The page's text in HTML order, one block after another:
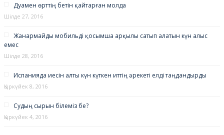
Дуамен өрттің бетін қайтарған молда
Шілде 27, 2016
Жанармайды мобильді қосымша арқылы сатып алатын күн алыс
емес
Шілде 28, 2016
Испанияда иесін алты күн күткен иттің әрекеті елді таңдандырды
Қыркүйек 8, 2016
Судың сырын білеміз бе?
Қыркүйек 4, 2016